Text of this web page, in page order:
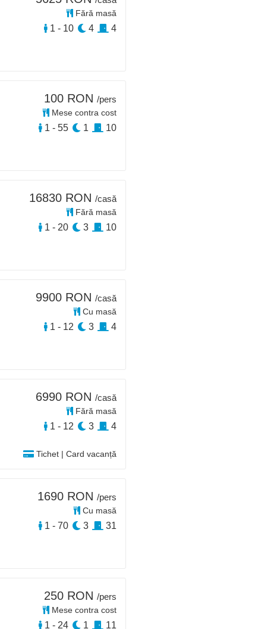
Fără masă
1 - 10 4 4
100 RON /pers
Mese contra cost
1 - 55 1 10
16830 RON /casă
Fără masă
1 - 20 3 10
9900 RON /casă
Cu masă
1 - 12 3 4
Tichet | Card vacanță
6990 RON /casă
Fără masă
1 - 12 3 4
1690 RON /pers
Cu masă
1 - 70 3 31
250 RON /pers
Mese contra cost
1 - 24 1 11